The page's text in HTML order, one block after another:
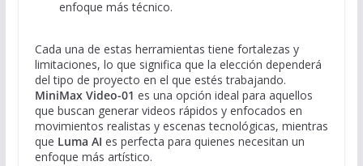
enfoque más técnico.
Cada una de estas herramientas tiene fortalezas y
limitaciones, lo que significa que la elección dependerá
del tipo de proyecto en el que estés trabajando.
MiniMax Video-01 es una opción ideal para aquellos
que buscan generar videos rápidos y enfocados en
movimientos realistas y escenas tecnológicas, mientras
que Luma AI es perfecta para quienes necesitan un
enfoque más artístico.